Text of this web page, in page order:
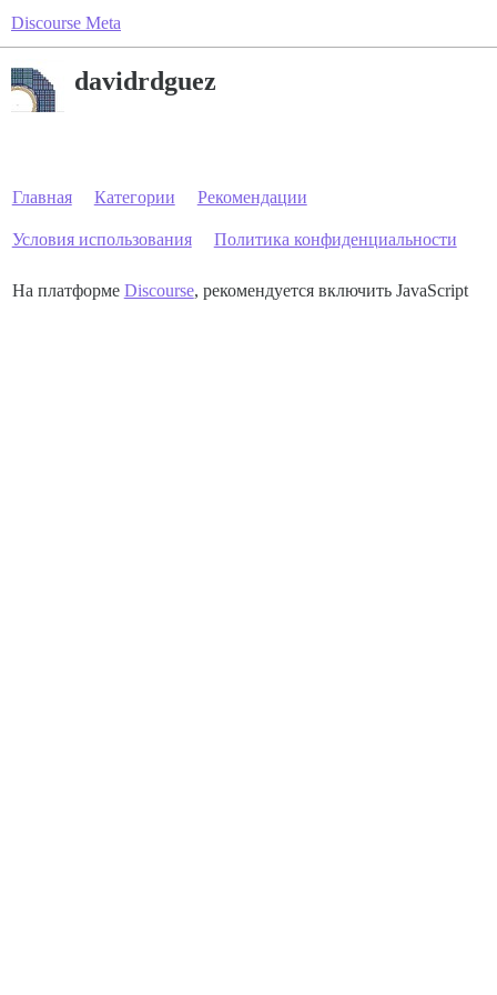
Discourse Meta
davidrdguez
Главная Категории Рекомендации
Условия использования Политика конфиденциальности
На платформе Discourse, рекомендуется включить JavaScript